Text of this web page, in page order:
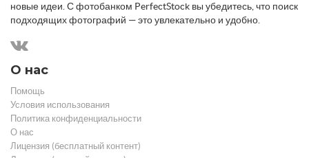
новые идеи. С фотобанком PerfectStock вы убедитесь, что поиск
подходящих фотографий — это увлекательно и удобно.
О нас
Помощь
Условия использования
Политика конфиденциальности
О нас
Лицензия (бесплатный контент)